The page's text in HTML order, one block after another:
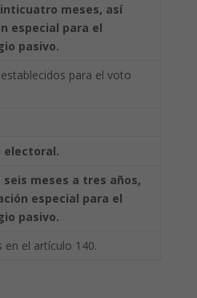
meses, así
especial para el
pasivo.
para el voto
electoral.
seis meses a tres años,
especial para el
pasivo.
en el artículo 140.